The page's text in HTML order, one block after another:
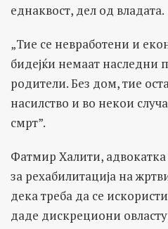
еднаквост, дел од владата.
„Тие се невработени и
бидејќи немаат наследни
родители. Без дом, тие
насилство и во некои
смрт”.
Фатмир Халити,
за рехабилитација на
дека треба да се
даде дискрециони